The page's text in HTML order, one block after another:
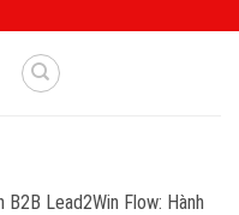
B2B Lead2Win Flow: Hành